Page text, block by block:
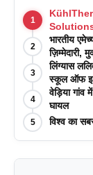
1
Solutions
2
भारतीय
ज़िम्मेदारी,
3
लिंग्यास
स्कूल ऑफ
पत्रिकाओं में
आयोजन किया
4
वेड़िया गांव
घायल
5 विश्व का